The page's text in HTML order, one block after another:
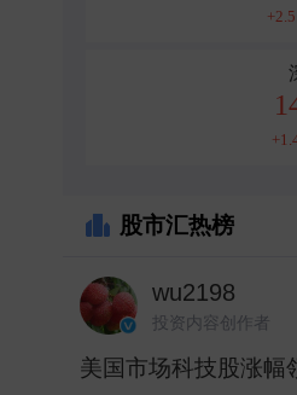
股市汇热榜
wu2198
投资内容创作者
美国市场科技股涨幅